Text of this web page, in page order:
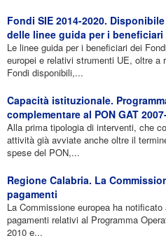
Fondi SIE 2014-2020.
delle linee guida per i beneficiari
Le linee guida per i beneficiari dei
europei e relativi strumenti UE, oltre a
Fondi disponibili,...
Capacità istituzionale.
complementare al PON GAT
Alla prima tipologia di interventi, che
attività già avviate anche oltre il
spese del PON,...
Regione Calabria. La
pagamenti
La Commissione europea ha
pagamenti relativi al Programma
2010 e...